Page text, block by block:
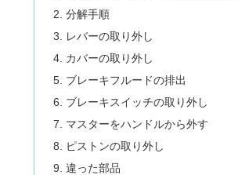
分解手順
レバーの取り外し
カバーの取り外し
ブレーキフルードの排出
ブレーキスイッチの取り外し
マスターをハンドルから外す
ピストンの取り外し
違った部品